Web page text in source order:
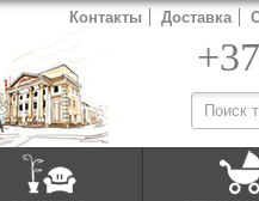
Контакты Доставка